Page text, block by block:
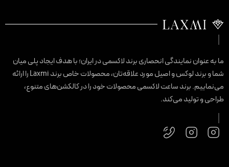
به عنوان نمایندگی انحصاری برند لاکسمی در ایران؛ با هدف ایجاد پلی میان
شما و برند لوکس و اصیل مورد علاقه‌تان، محصولات خاص برند Laxmi را ارائه
برند ساعت لاکسمی محصولات خود را در کالکشن‌های متنوع،
و تولید می‌کند.